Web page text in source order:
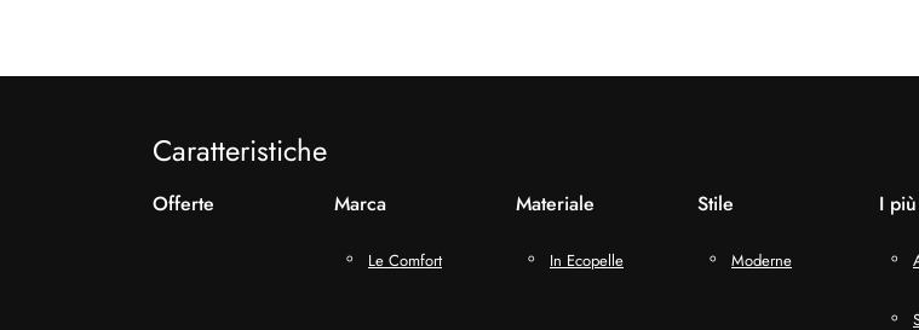
Caratteristiche
Offerte Marca
Le Comfort
Materiale
In Ecopelle
Stile
Moderne
I